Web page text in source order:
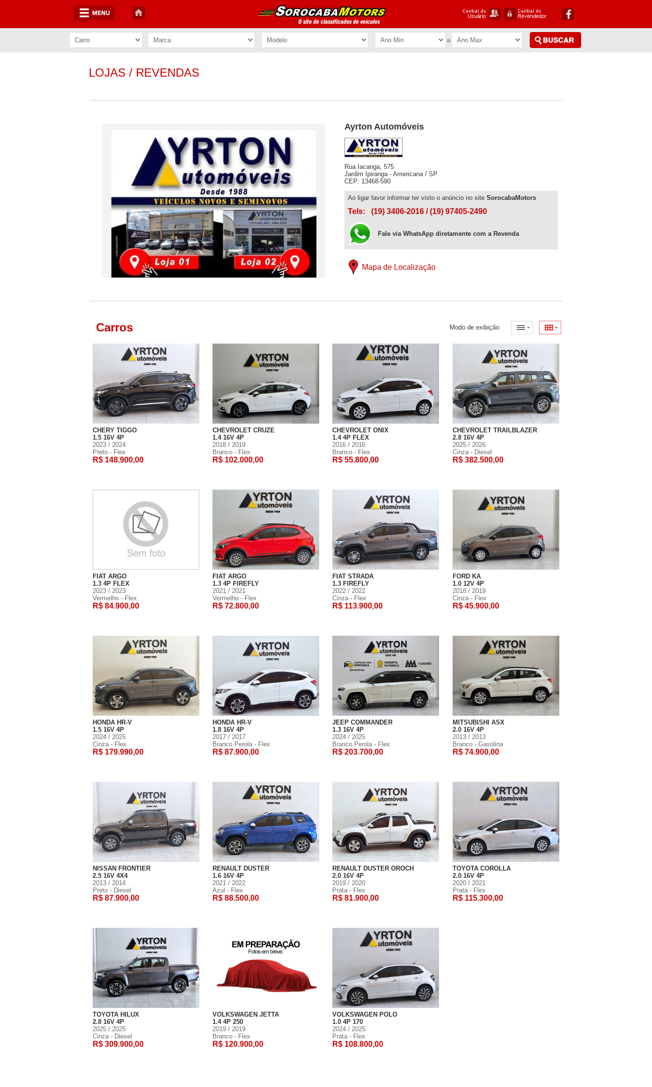
LOJAS / REVENDAS
Ayrton Automóveis
Rua Iacanga, 575
Jardim Ipiranga - Americana / SP
CEP: 13468-590
Ao ligar favor informar ter visto o anúncio no site SorocabaMotors
Tels: (19) 3406-2016 / (19) 97405-2490
Fale via WhatsApp diretamente com a Revenda
Mapa de Localização
Carros Modo de exibição
CHERY TIGGO
1.5 16V 4P
2023 / 2024
Preto - Flex
R$ 148.900,00
CHEVROLET CRUZE
1.4 16V 4P
2018 / 2019
Branco - Flex
R$ 102.000,00
CHEVROLET ONIX
1.4 4P FLEX
2016 / 2016
Branco - Flex
R$ 55.800,00
CHEVROLET TRAILBLAZER
2.8 16V 4P
2025 / 2026
Cinza - Diesel
R$ 382.500,00
FIAT ARGO
1.3 4P FLEX
2023 / 2023
Vermelho - Flex
R$ 84.900,00
FIAT ARGO
1.3 4P FIREFLY
2021 / 2021
Vermelho - Flex
R$ 72.800,00
FIAT STRADA
1.3 FIREFLY
2022 / 2022
Cinza - Flex
R$ 113.900,00
FORD KA
1.0 12V 4P
2018 / 2019
Cinza - Flex
R$ 45.900,00
HONDA HR-V
1.5 16V 4P
2024 / 2025
Cinza - Flex
R$ 179.990,00
HONDA HR-V
1.8 16V 4P
2017 / 2017
Branco Perola - Flex
R$ 87.900,00
JEEP COMMANDER
1.3 16V 4P
2024 / 2025
Branco Perola - Flex
R$ 203.700,00
MITSUBISHI ASX
2.0 16V 4P
2013 / 2013
Branco - Gasolina
R$ 74.900,00
NISSAN FRONTIER
2.5 16V 4X4
2013 / 2014
Preto - Diesel
R$ 87.900,00
RENAULT DUSTER
1.6 16V 4P
2021 / 2022
Azul - Flex
R$ 88.500,00
RENAULT DUSTER OROCH
2.0 16V 4P
2019 / 2020
Prata - Flex
R$ 81.900,00
TOYOTA COROLLA
2.0 16V 4P
2020 / 2021
Prata - Flex
R$ 115.300,00
TOYOTA HILUX
2.8 16V 4P
2025 / 2025
Cinza - Diesel
R$ 309.900,00
VOLKSWAGEN JETTA
1.4 4P 250
2019 / 2019
Branco - Flex
R$ 120.900,00
VOLKSWAGEN POLO
1.0 4P 170
2024 / 2025
Prata - Flex
R$ 108.800,00